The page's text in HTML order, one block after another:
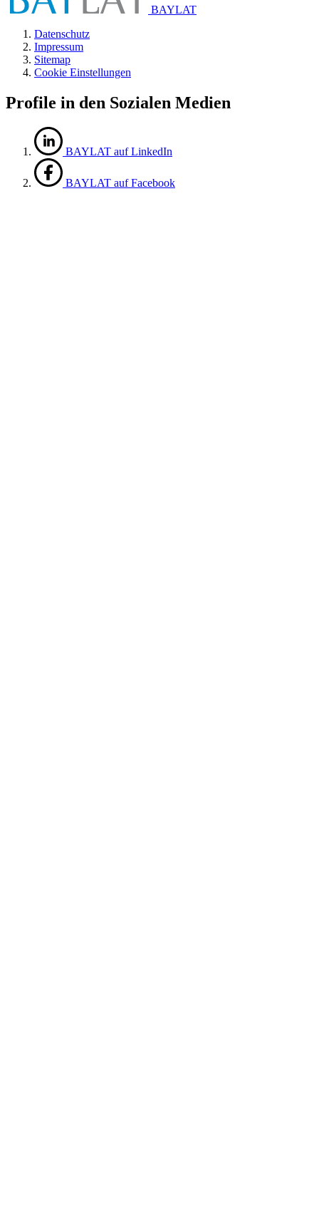
BAYLAT
Datenschutz
Impressum
Sitemap
Cookie Einstellungen
Profile in den Sozialen Medien
BAYLAT auf LinkedIn
BAYLAT auf Facebook